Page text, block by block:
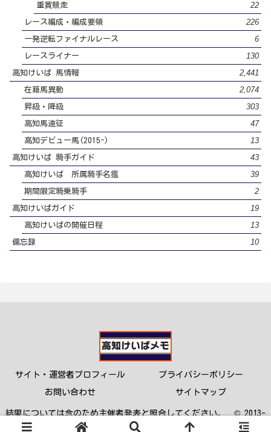
重賞競走 22
レース編成・編成要領 226
一発逆転ファイナルレース 6
レースライナー 130
高知けいば 馬情報 2,441
在籍馬異動 2,074
昇級・降級 303
高知馬遠征 47
高知デビュー馬(2015-) 13
高知けいば 騎手ガイド 43
高知けいば 所属騎手名鑑 39
期間限定騎乗騎手 2
高知けいばガイド 19
高知けいばの開催日程 13
備忘録 10
サイト・運営者プロフィール プライバシーポリシー
お問い合わせ サイトマップ
結果については念のため主催者発表と照合してください。 © 2013-
2023 高知けいばメモ